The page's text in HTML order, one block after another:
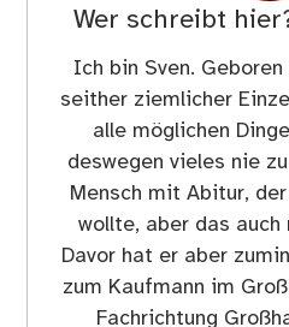
Wer schreibt
Ich bin Sven.
seither ziemlicher
alle möglichen
deswegen vieles nie
Mensch mit Abitur,
wollte, aber das
Davor hat er aber
zum Kaufmann im
Fachrichtung